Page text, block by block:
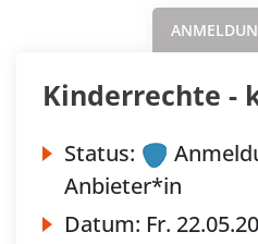
Kinderrechte -
Status:
Anbieter*in
Datum: Fr.